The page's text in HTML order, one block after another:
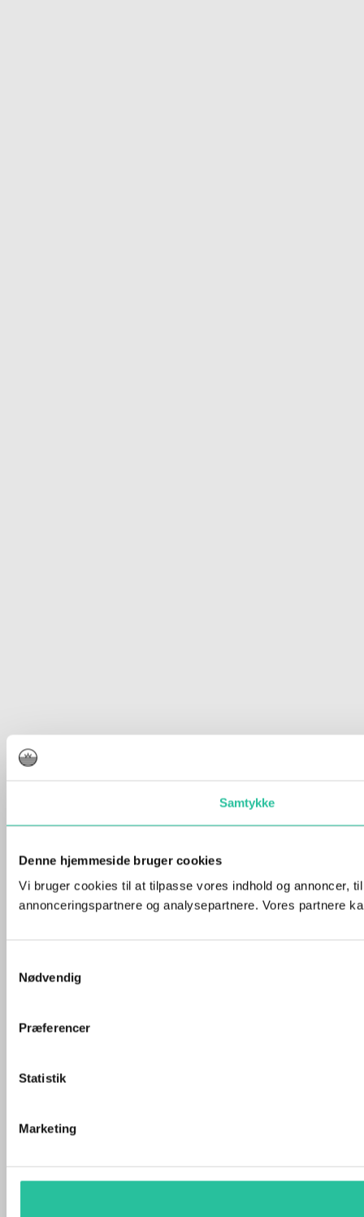
Samtykke
Denne hjemmeside bruger cookies
Vi bruger cookies til at tilpasse vores indhold og annoncer,
annonceringspartnere og analysepartnere. Vores partnere
Nødvendig
Præferencer
Statistik
Marketing